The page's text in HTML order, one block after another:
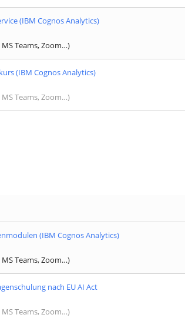
(IBM Cognos Analytics)
Teams, Zoom…)
(IBM Cognos Analytics)
Teams, Zoom…)
(IBM Cognos Analytics)
Teams, Zoom…)
nach EU AI Act
Teams, Zoom…)